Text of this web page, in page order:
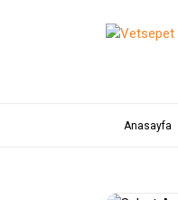
Anasayfa